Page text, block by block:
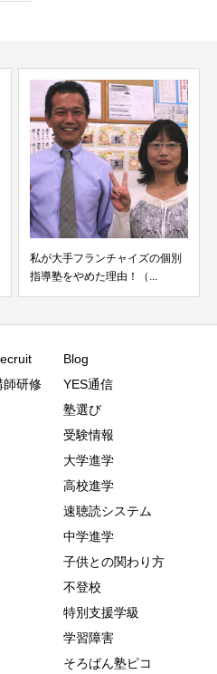
慶応義塾大学総合政策学部に小
学4年生から通っている...
師研修
Blog
YES通信
塾選び
受験情報
大学進学
高校進学
速聴読システム
中学進学
子供との関わり方
不登校
特別支援学級
学習障害
そろばん塾ピコ